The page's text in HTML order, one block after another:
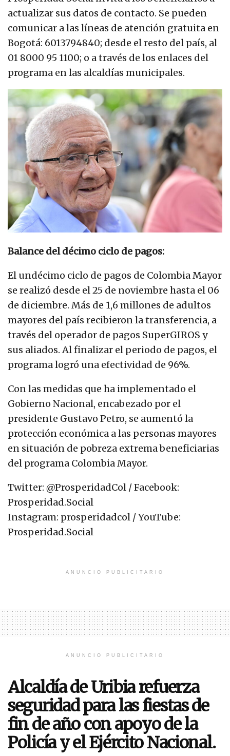
actualizar sus datos de contacto. Se pueden
comunicar a las líneas de atención gratuita en
Bogotá: 6013794840; desde el resto del país, al
01 8000 95 1100; o a través de los enlaces del
programa en las alcaldías municipales.
Balance del décimo ciclo de pagos:
El undécimo ciclo de pagos de Colombia Mayor
se realizó desde el 25 de noviembre hasta el 06
de diciembre. Más de 1,6 millones de adultos
mayores del país recibieron la transferencia, a
través del operador de pagos SuperGIROS y
sus aliados. Al finalizar el periodo de pagos, el
programa logró una efectividad de 96%.
Con las medidas que ha implementado el
Gobierno Nacional, encabezado por el
presidente Gustavo Petro, se aumentó la
protección económica a las personas mayores
en situación de pobreza extrema beneficiarias
del programa Colombia Mayor.
Twitter: @ProsperidadCol / Facebook:
Prosperidad.Social
Instagram: prosperidadcol / YouTube:
Prosperidad.Social
ANUNCIO PUBLICITARIO
ANUNCIO PUBLICITARIO
Alcaldía de Uribia refuerza
seguridad para las fiestas de
fin de año con apoyo de la
Policía y el Ejército Nacional.